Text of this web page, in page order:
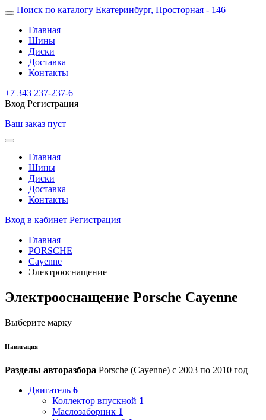
Поиск по каталогу Екатеринбург, Просторная - 146
Главная
Шины
Диски
Доставка
Контакты
+7 343 237-237-6
Вход Регистрация
Ваш заказ пуст
Главная
Шины
Диски
Доставка
Контакты
Вход в кабинет Регистрация
Главная
PORSCHE
Cayenne
Электрооснащение
Электрооснащение Porsche Cayenne
Выберите марку
Навигация
Разделы авторазбора Porsche (Cayenne) с 2003 по 2010 год
Двигатель 6
Коллектор впускной 1
Маслозаборник 1